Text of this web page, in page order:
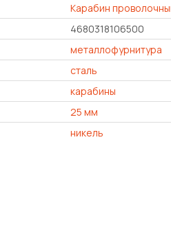
Карабин
4680318106500
металлофурнитура
сталь
карабины
25 мм
никель